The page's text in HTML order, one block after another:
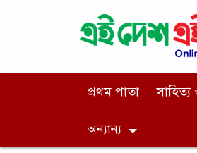
প্রথম পাতা
অন্যান্য